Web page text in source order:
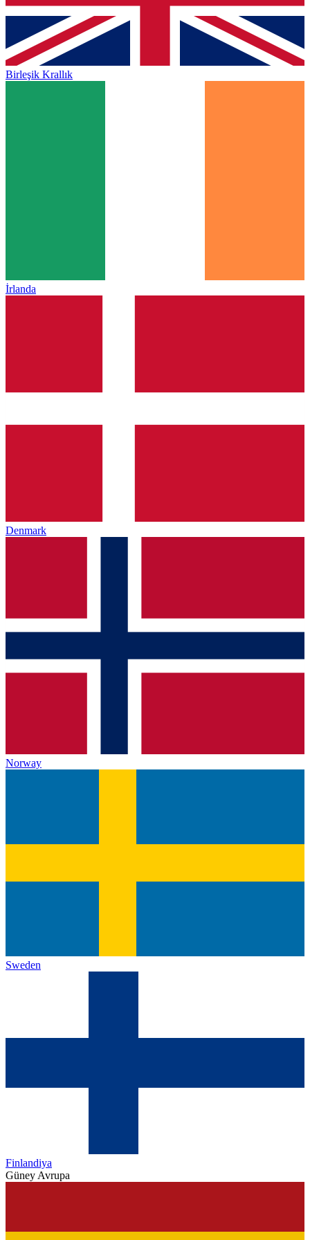
Birleşik Krallık
İrlanda
Denmark
Norway
Sweden
Finlandiya
Güney Avrupa